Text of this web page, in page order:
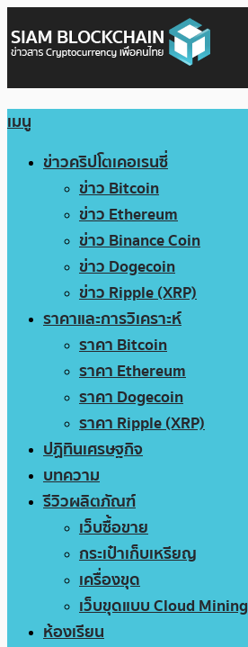
เมนู
ข่าวคริปโตเคอเรนซี่
ข่าว Bitcoin
ข่าว Ethereum
ข่าว Binance Coin
ข่าว Dogecoin
ข่าว Ripple (XRP)
ราคาและการวิเคราะห์
ราคา Bitcoin
ราคา Ethereum
ราคา Dogecoin
ราคา Ripple (XRP)
ปฏิทินเศรษฐกิจ
บทความ
รีวิวผลิตภัณฑ์
เว็บซื้อขาย
กระเป๋าเก็บเหรียญ
เครื่องขุด
เว็บขุดแบบ Cloud Mining
ห้องเรียน